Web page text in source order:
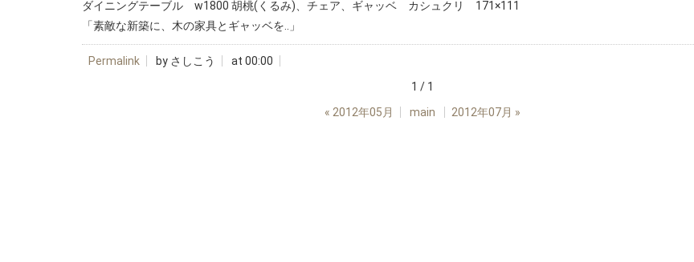
ダイニングテーブル w1800 胡桃(くるみ)、チェア、ギャッベ カシュクリ 171×111
「素敵な新築に、木の家具とギャッベを..」
Permalink by さしこう
at 00:00
1 / 1
« 2012年05月 main 2012年07月 »